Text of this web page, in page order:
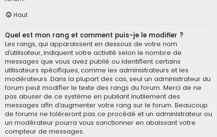
Haut
Quel est mon rang et comment puis-je le modifier ?
Les rangs, qui apparaissent en dessous de votre nom
d’utilisateur, indiquent votre activité selon le nombre de
messages que vous avez publié ou identifient certains
utilisateurs spécifiques, comme les administrateurs et les
modérateurs. Dans la plupart des cas, seul un administrateur du
forum peut modifier le texte des rangs du forum. Merci de ne
pas abuser de ce système en publiant inutilement des
messages afin d’augmenter votre rang sur le forum. Beaucoup
de forums ne toléreront pas ce procédé et un administrateur ou
un modérateur pourra vous sanctionner en abaissant votre
compteur de messages.